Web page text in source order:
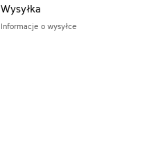
Wysyłka
Informacje o wysyłce